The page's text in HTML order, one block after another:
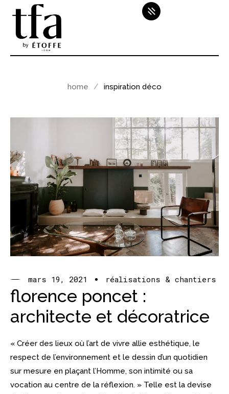
home inspiration déco
mars 19, 2021 réalisations & chantiers
florence poncet :
architecte et décoratrice
« Créer des lieux où l’art de vivre allie esthétique, le
respect de l’environnement et le dessin d’un quotidien
sur mesure en plaçant l’Homme, son intimité ou sa
vocation au centre de la réflexion. » Telle est la devise